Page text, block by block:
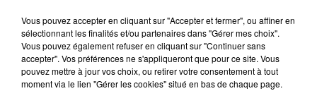
15 juillet 2026
Vous pouvez accepter en cliquant sur "Accepter et fermer", ou affiner en
sélectionnant les finalités et/ou partenaires dans "Gérer mes choix".
Vous pouvez également refuser en cliquant sur "Continuer sans
accepter". Vos préférences ne s'appliqueront que pour ce site. Vous
pouvez mettre à jour vos choix, ou retirer votre consentement à tout
moment via le lien "Gérer les cookies" situé en bas de chaque page.